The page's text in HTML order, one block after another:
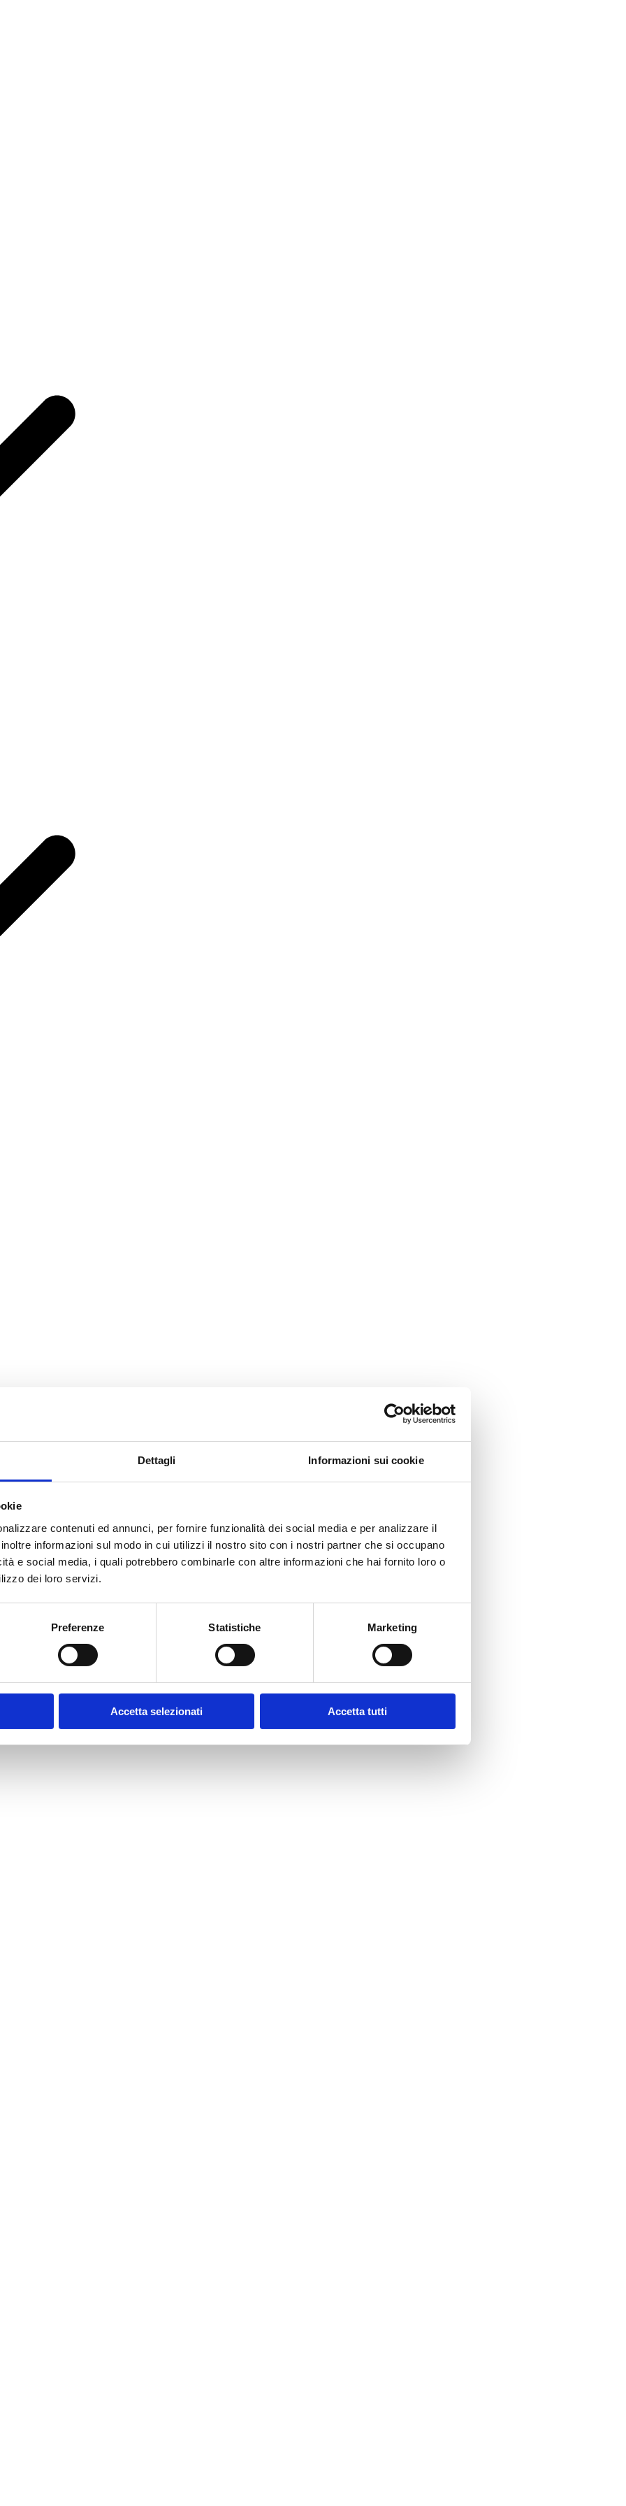
Dettagli Informazioni sui cookie
contenuti ed annunci, per fornire funzionalità dei social media e per analizzare il
informazioni sul modo in cui utilizzi il nostro sito con i nostri partner che si occupano
e social media, i quali potrebbero combinarle con altre informazioni che hai fornito loro o
dei loro servizi.
Preferenze Statistiche Marketing
Accetta selezionati Accetta tutti